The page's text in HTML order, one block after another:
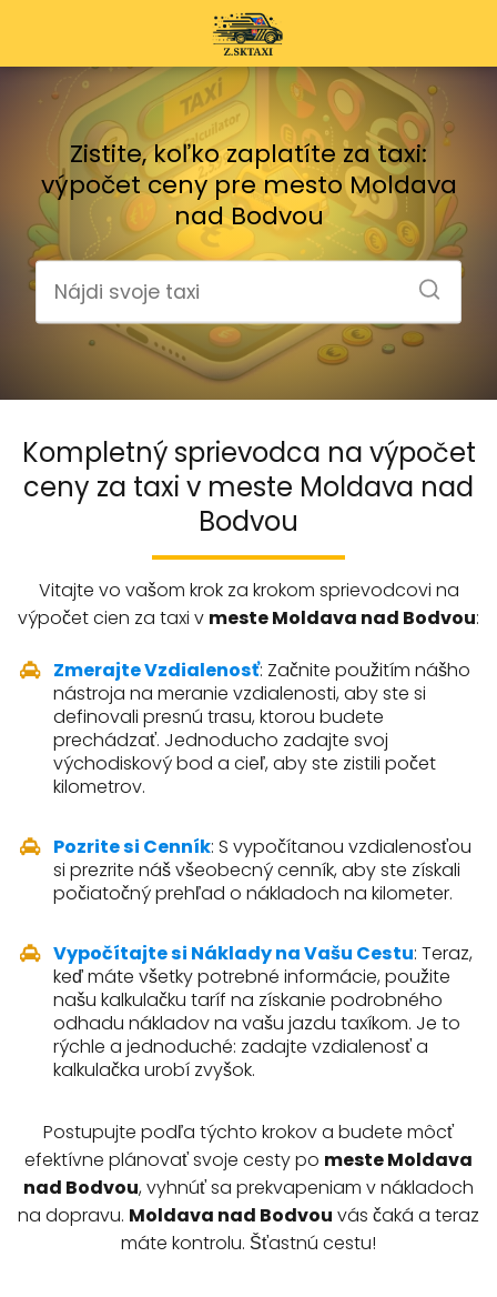
Zistite, koľko zaplatíte za taxi:
výpočet ceny pre mesto Moldava
nad Bodvou
Kompletný sprievodca na výpočet
ceny za taxi v meste Moldava nad
Bodvou
Vitajte vo vašom krok za krokom sprievodcovi na
výpočet cien za taxi v meste Moldava nad Bodvou:
Zmerajte Vzdialenosť: Začnite použitím nášho
nástroja na meranie vzdialenosti, aby ste si
definovali presnú trasu, ktorou budete
prechádzať. Jednoducho zadajte svoj
východiskový bod a cieľ, aby ste zistili počet
kilometrov.
Pozrite si Cenník: S vypočítanou vzdialenosťou
si prezrite náš všeobecný cenník, aby ste získali
počiatočný prehľad o nákladoch na kilometer.
Vypočítajte si Náklady na Vašu Cestu: Teraz,
keď máte všetky potrebné informácie, použite
našu kalkulačku taríf na získanie podrobného
odhadu nákladov na vašu jazdu taxíkom. Je to
rýchle a jednoduché: zadajte vzdialenosť a
kalkulačka urobí zvyšok.
Postupujte podľa týchto krokov a budete môcť
efektívne plánovať svoje cesty po meste Moldava
nad Bodvou, vyhnúť sa prekvapeniam v nákladoch
na dopravu. Moldava nad Bodvou vás čaká a teraz
máte kontrolu. Šťastnú cestu!